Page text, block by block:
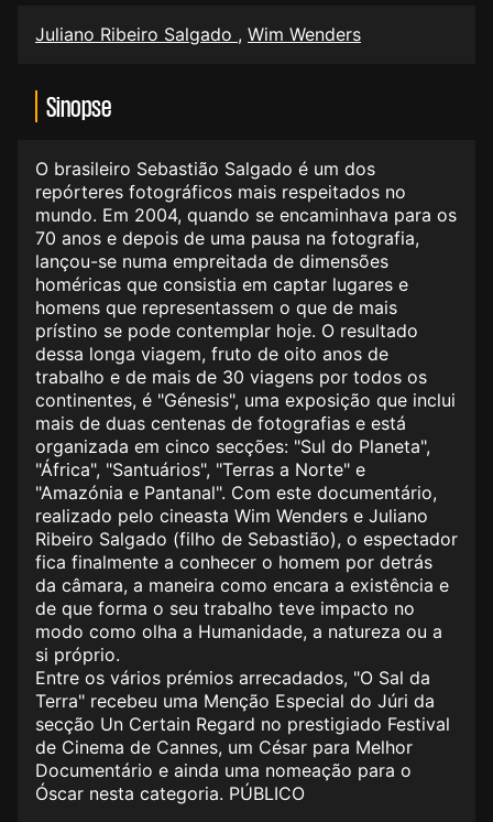
Juliano Ribeiro Salgado , Wim Wenders
Sinopse
O brasileiro Sebastião Salgado é um dos
repórteres fotográficos mais respeitados no
mundo. Em 2004, quando se encaminhava para os
70 anos e depois de uma pausa na fotografia,
lançou-se numa empreitada de dimensões
homéricas que consistia em captar lugares e
homens que representassem o que de mais
prístino se pode contemplar hoje. O resultado
dessa longa viagem, fruto de oito anos de
trabalho e de mais de 30 viagens por todos os
continentes, é "Génesis", uma exposição que inclui
mais de duas centenas de fotografias e está
organizada em cinco secções: "Sul do Planeta",
"África", "Santuários", "Terras a Norte" e
"Amazónia e Pantanal". Com este documentário,
realizado pelo cineasta Wim Wenders e Juliano
Ribeiro Salgado (filho de Sebastião), o espectador
fica finalmente a conhecer o homem por detrás
da câmara, a maneira como encara a existência e
de que forma o seu trabalho teve impacto no
modo como olha a Humanidade, a natureza ou a
si próprio.
Entre os vários prémios arrecadados, "O Sal da
Terra" recebeu uma Menção Especial do Júri da
secção Un Certain Regard no prestigiado Festival
de Cinema de Cannes, um César para Melhor
Documentário e ainda uma nomeação para o
Óscar nesta categoria. PÚBLICO